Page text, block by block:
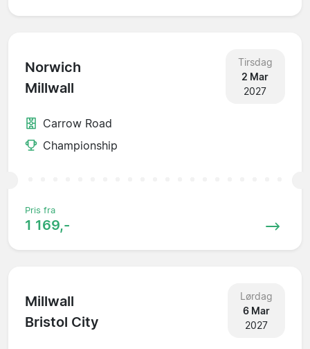
Norwich
Millwall
Tirsdag
2 Mar
2027
Carrow Road
Championship
Pris fra
1 169,-
Millwall
Bristol City
Lørdag
6 Mar
2027